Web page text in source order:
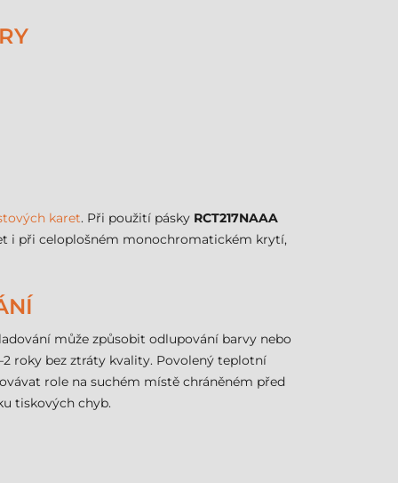
karet. Při použití pásky RCT217NAAA
i při celoplošném monochromatickém krytí,
může způsobit odlupování barvy nebo
roky bez ztráty kvality. Povolený teplotní
role na suchém místě chráněném před
tiskových chyb.